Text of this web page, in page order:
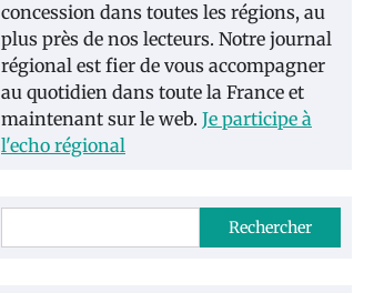
concession dans toutes les régions, au
plus près de nos lecteurs. Notre journal
régional est fier de vous accompagner
au quotidien dans toute la France et
maintenant sur le web. Je participe à
l'echo régional
Rechercher